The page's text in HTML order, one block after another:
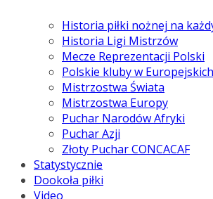
Historia piłki nożnej na
Historia Ligi Mistrzów
Mecze Reprezentacji Polski
Polskie kluby w
Mistrzostwa Świata
Mistrzostwa Europy
Puchar Narodów Afryki
Puchar Azji
Złoty Puchar CONCACAF
Statystycznie
Dookoła piłki
Video